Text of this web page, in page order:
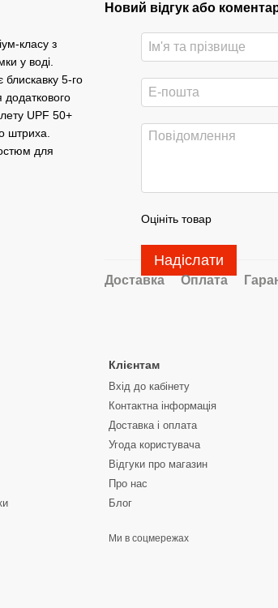
класу з
у воді.
5-го
додаткового
UPF 50+
штриха.
для
Новий відгук або
Оцініть товар
Надіслати
Доставка Оплата
Клієнтам
Вхід до кабінету
Контактна інформація
Доставка і оплата
Угода користувача
Відгуки про магазин
Про нас
Блог
Ми в соцмережах